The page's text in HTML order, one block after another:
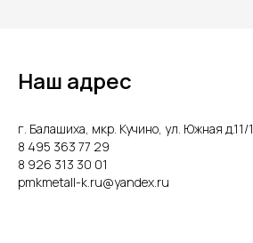
Наш адрес
г. Балашиха, мкр. Кучино, ул. Южная д.11/1
8 495 363 77 29
8 926 313 30 01
pmkmetall-k.ru@yandex.ru